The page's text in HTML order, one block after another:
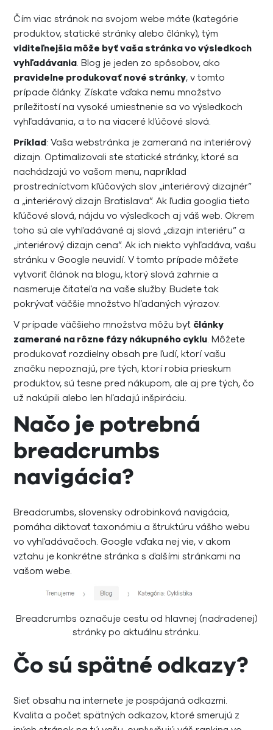
Čím viac stránok na svojom webe máte (kategórie
produktov, statické stránky alebo články), tým
viditeľnejšia môže byť vaša stránka vo výsledkoch
vyhľadávania. Blog je jeden zo spôsobov, ako
pravidelne produkovať nové stránky, v tomto
prípade články. Získate vďaka nemu množstvo
príležitostí na vysoké umiestnenie sa vo výsledkoch
vyhľadávania, a to na viaceré kľúčové slová.
Príklad: Vaša webstránka je zameraná na interiérový
dizajn. Optimalizovali ste statické stránky, ktoré sa
nachádzajú vo vašom menu, napríklad
prostredníctvom kľúčových slov „interiérový dizajnér”
a „interiérový dizajn Bratislava”. Ak ľudia googlia tieto
kľúčové slová, nájdu vo výsledkoch aj váš web. Okrem
toho sú ale vyhľadávané aj slová „dizajn interiéru” a
„interiérový dizajn cena”. Ak ich niekto vyhľadáva, vašu
stránku v Google neuvidí. V tomto prípade môžete
vytvoriť článok na blogu, ktorý slová zahrnie a
nasmeruje čitateľa na vaše služby. Budete tak
pokrývať väčšie množstvo hľadaných výrazov.
V prípade väčšieho množstva môžu byť články
zamerané na rôzne fázy nákupného cyklu. Môžete
produkovať rozdielny obsah pre ľudí, ktorí vašu
značku nepoznajú, pre tých, ktorí robia prieskum
produktov, sú tesne pred nákupom, ale aj pre tých, čo
už nakúpili alebo len hľadajú inšpiráciu.
Načo je potrebná
breadcrumbs
navigácia?
Breadcrumbs, slovensky odrobinková navigácia,
pomáha diktovať taxonómiu a štruktúru vášho webu
vo vyhľadávačoch. Google vďaka nej vie, v akom
vzťahu je konkrétne stránka s ďalšími stránkami na
vašom webe.
Breadcrumbs označuje cestu od hlavnej (nadradenej)
stránky po aktuálnu stránku.
Čo sú spätné odkazy?
Sieť obsahu na internete je pospájaná odkazmi.
Kvalita a počet spätných odkazov, ktoré smerujú z